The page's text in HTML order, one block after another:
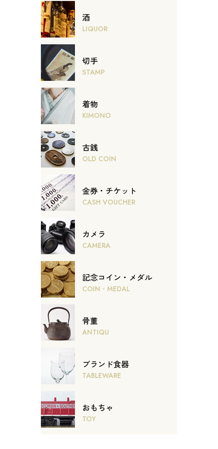
酒
LIQUOR
切手
STAMP
着物
KIMONO
古銭
OLD COIN
金券・チケット
CASH VOUCHER
カメラ
CAMERA
記念コイン・メダル
COIN・MEDAL
骨董
ANTIQU
ブランド食器
TABLEWARE
おもちゃ
TOY